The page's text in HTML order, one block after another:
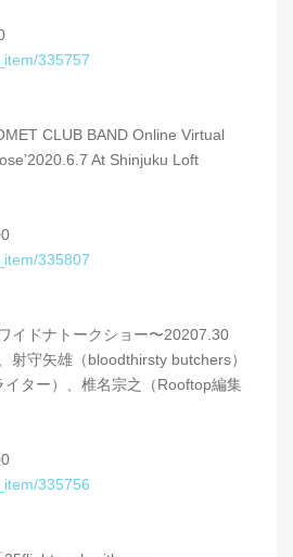
335757
CLUB BAND Online Virtual
At Shinjuku Loft
335807
イドナトークショー〜20207.30
射守矢雄（bloodthirsty butchers）
ター）、椎名宗之（Rooftop編集
335756